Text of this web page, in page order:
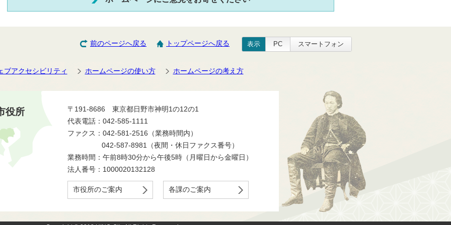
前のページへ戻る トップページへ戻る 表示 PC スマートフォン
ブアクセシビリティ ホームページの使い方 ホームページの考え方
役所
〒191-8686 東京都日野市神明1の12の1
代表電話：042-585-1111
ファクス：042-581-2516（業務時間内）
042-587-8981（夜間・休日ファクス番号）
業務時間：午前8時30分から午後5時（月曜日から金曜日）
法人番号：1000020132128
市役所のご案内 各課のご案内